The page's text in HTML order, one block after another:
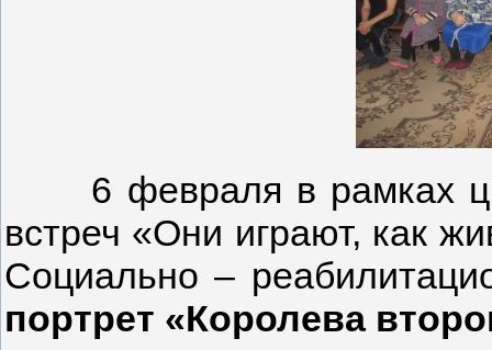
6 февраля в рамках
встреч «Они играют, как
Социально –
портрет «Королева